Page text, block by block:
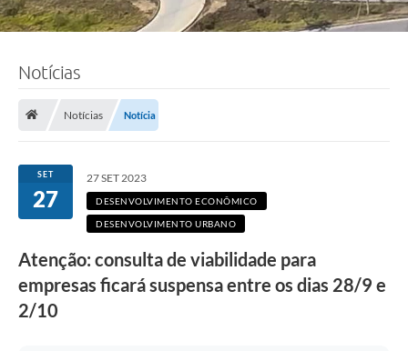
Notícias
Notícias Notícia
SET
27
27 SET 2023
DESENVOLVIMENTO ECONÔMICO
DESENVOLVIMENTO URBANO
Atenção: consulta de viabilidade para
empresas ficará suspensa entre os dias 28/9 e
2/10
l
i
a
R
a
m